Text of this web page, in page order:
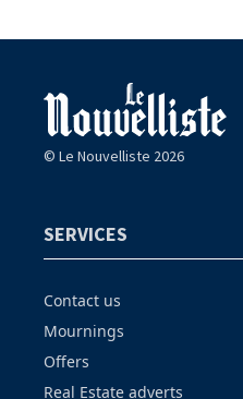
© Le Nouvelliste 2026
SERVICES
Contact us
Mournings
Offers
Real Estate adverts